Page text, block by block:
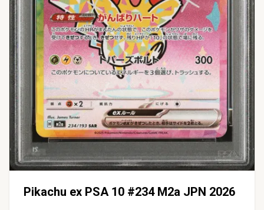
Pikachu ex PSA 10 #234 M2a JPN 2026